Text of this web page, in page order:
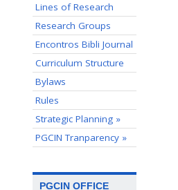
Lines of Research
Research Groups
Encontros Bibli Journal
Curriculum Structure
Bylaws
Rules
Strategic Planning »
PGCIN Tranparency »
PGCIN OFFICE